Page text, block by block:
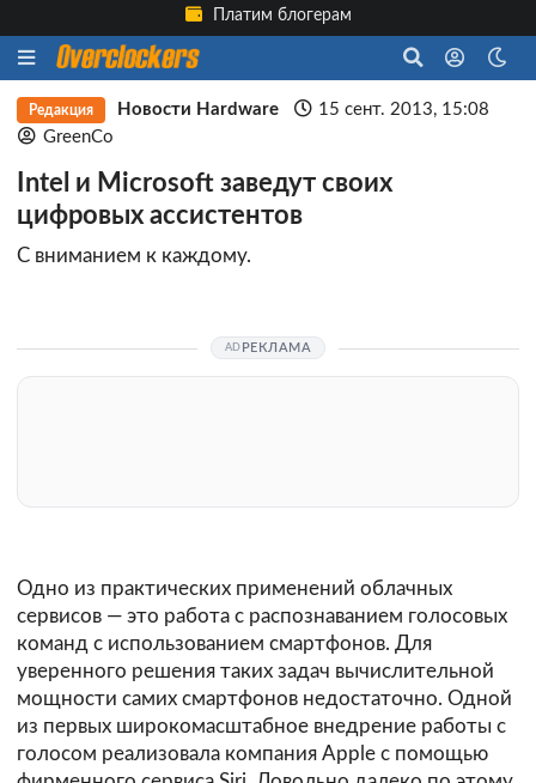
Платим блогерам
Редакция Новости Hardware
15 сент. 2013, 15:08
GreenCo
Intel и Microsoft заведут своих
цифровых ассистентов
С вниманием к каждому.
РЕКЛАМА
Одно из практических применений облачных
сервисов — это работа с распознаванием голосовых
команд с использованием смартфонов. Для
уверенного решения таких задач вычислительной
мощности самих смартфонов недостаточно. Одной
из первых широкомасштабное внедрение работы с
голосом реализовала компания Apple с помощью